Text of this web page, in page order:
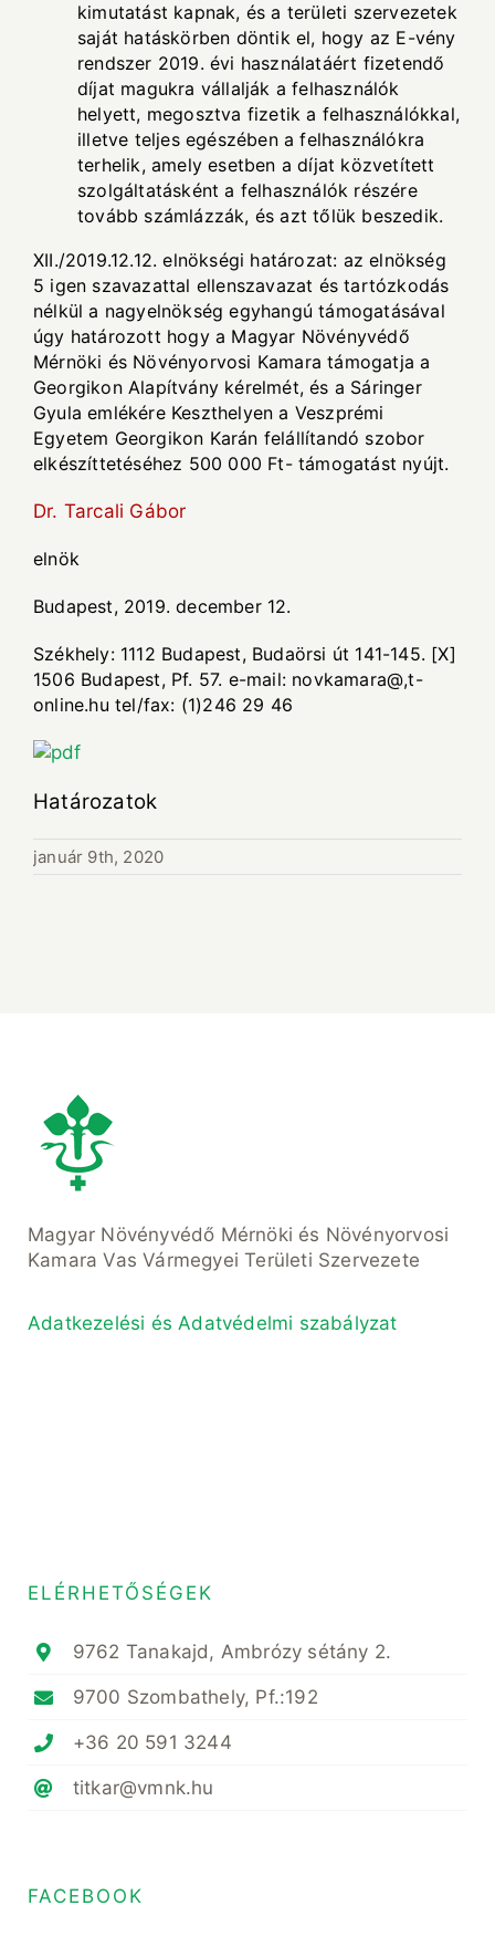
kimutatást kapnak, és a területi szervezetek
saját hatáskörben döntik el, hogy az E-vény
rendszer 2019. évi használatáért fizetendő
díjat magukra vállalják a felhasználók
helyett, megosztva fizetik a felhasználókkal,
illetve teljes egészében a felhasználókra
terhelik, amely esetben a díjat közvetített
szolgáltatásként a felhasználók részére
tovább számlázzák, és azt tőlük beszedik.
XII./2019.12.12. elnökségi határozat: az elnökség
5 igen szavazattal ellenszavazat és tartózkodás
nélkül a nagyelnökség egyhangú támogatásával
úgy határozott hogy a Magyar Növényvédő
Mérnöki és Növényorvosi Kamara támogatja a
Georgikon Alapítvány kérelmét, és a Sáringer
Gyula emlékére Keszthelyen a Veszprémi
Egyetem Georgikon Karán felállítandó szobor
elkészíttetéséhez 500 000 Ft- támogatást nyújt.
Dr. Tarcali Gábor
elnök
Budapest, 2019. december 12.
Székhely: 1112 Budapest, Budaörsi út 141-145. [X]
1506 Budapest, Pf. 57. e-mail: novkamara@,t-
online.hu tel/fax: (1)246 29 46
Határozatok
január 9th, 2020
Magyar Növényvédő Mérnöki és Növényorvosi
Kamara Vas Vármegyei Területi Szervezete
Adatkezelési és Adatvédelmi szabályzat
ELÉRHETŐSÉGEK
9762 Tanakajd, Ambrózy sétány 2.
9700 Szombathely, Pf.:192
+36 20 591 3244
titkar@vmnk.hu
FACEBOOK